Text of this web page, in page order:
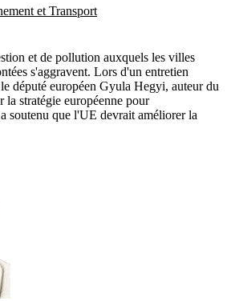
et Transport
et de pollution auxquels les villes
s'aggravent. Lors d'un entretien
député européen Gyula Hegyi, auteur du
la stratégie européenne pour
soutenu que l'UE devrait améliorer la